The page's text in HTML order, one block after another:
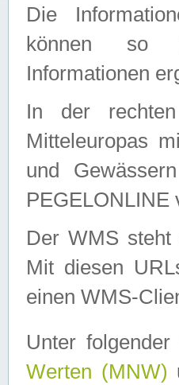
Die
können so
Informationen
In der
Mitteleuropas
und
PEGELONLINE
Der WMS
Mit diesen
einen WMS-
Unter
Werten (MNW)